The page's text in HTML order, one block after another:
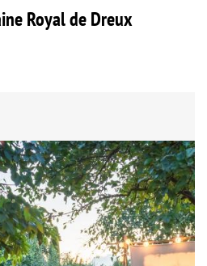
Royal de Dreux